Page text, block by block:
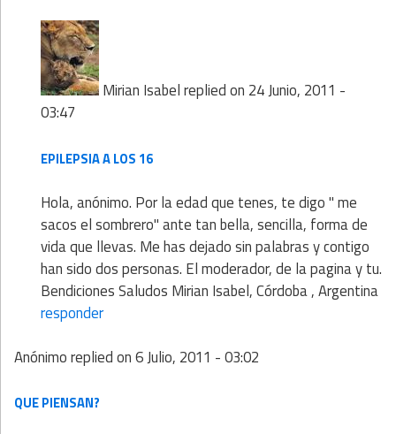
Mirian Isabelreplied on 24 Junio, 2011 -
03:47
EPILEPSIA A LOS 16
Hola, anónimo. Por la edad que tenes, te digo " me
sacos el sombrero" ante tan bella, sencilla, forma de
vida que llevas. Me has dejado sin palabras y contigo
han sido dos personas. El moderador, de la pagina y tu.
Bendiciones Saludos Mirian Isabel, Córdoba , Argentina
responder
Anónimoreplied on6 Julio, 2011 - 03:02
QUE PIENSAN?